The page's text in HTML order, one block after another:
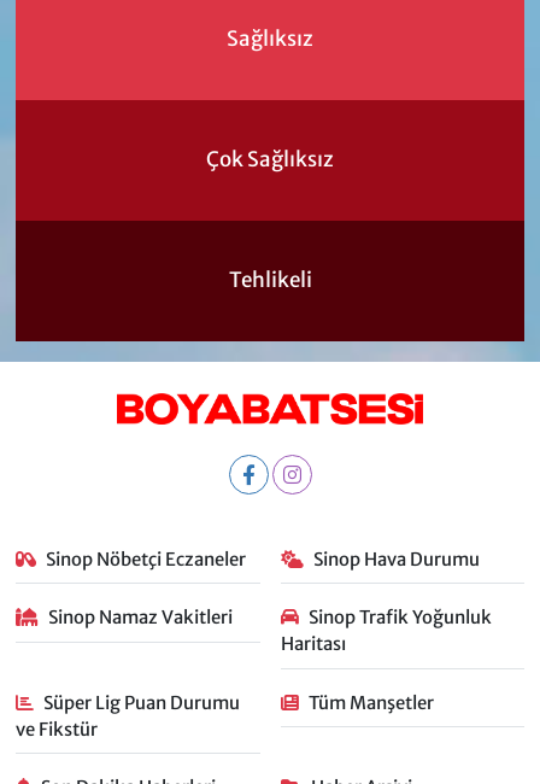
Sağlıksız
Çok Sağlıksız
Tehlikeli
Sinop Nöbetçi Eczaneler Sinop Hava Durumu
Sinop Namaz Vakitleri
Sinop Trafik Yoğunluk
Haritası
Süper Lig Puan Durumu
ve Fikstür
Tüm Manşetler